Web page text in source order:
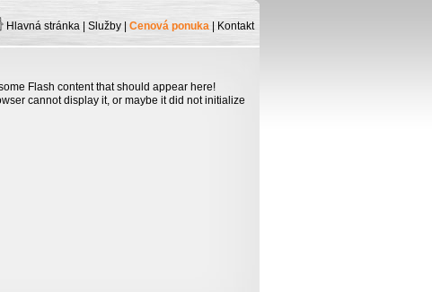
Hlavná stránka Služby Cenová ponuka Kontakt
Flash content that should appear here!
cannot display it, or maybe it did not initialize